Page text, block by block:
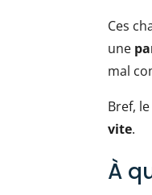
Ces
une
mal
Bref,
vite.
À